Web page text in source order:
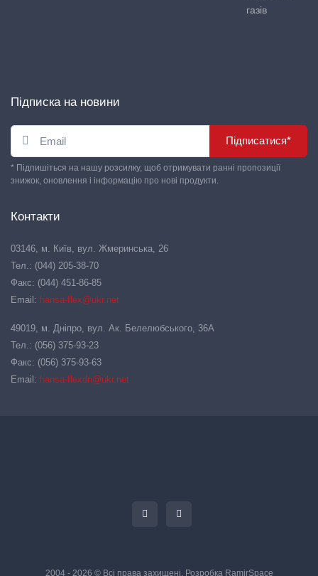
газів
Підписка на новини
Підписатися*
* Підпишіться на нашу розсилку, щоб отримувати ранні пропозиції
знижок, оновлення і інформацію про нові продукти.
Контакти
03146, м. Київ, вул. Жмеринська, 26
Тел.: (044) 205-38-70
Факс: (044) 451-86-85
Email: hansa-flex@ukr.net
49019, м. Дніпро, вул. Ак. Белелюбського, 36А
Тел.: (056) 375-93-23
Факс: (056) 375-93-63
Email: hansa-flexdn@ukr.net
2004 - 2026 © Всі права захищені. Розробка RamirSpace